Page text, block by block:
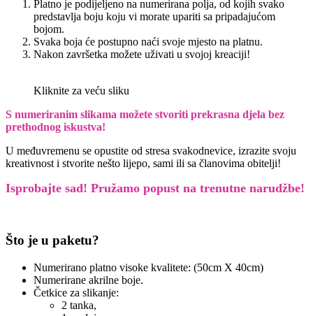
Platno je podijeljeno na numerirana polja, od kojih svako
predstavlja boju koju vi morate upariti sa pripadajućom
bojom.
Svaka boja će postupno naći svoje mjesto na platnu.
Nakon završetka možete uživati u svojoj kreaciji!
Kliknite za veću sliku
S numeriranim slikama možete stvoriti prekrasna djela bez
prethodnog iskustva!
U međuvremenu se opustite od stresa svakodnevice, izrazite svoju
kreativnost i stvorite nešto lijepo, sami ili sa članovima obitelji!
Isprobajte sad! Pružamo popust na trenutne narudžbe!
Što je u paketu?
Numerirano platno visoke kvalitete: (50cm X 40cm)
Numerirane akrilne boje.
Četkice za slikanje:
2 tanka,